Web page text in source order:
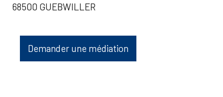
68500 GUEBWILLER
Demander une médiation